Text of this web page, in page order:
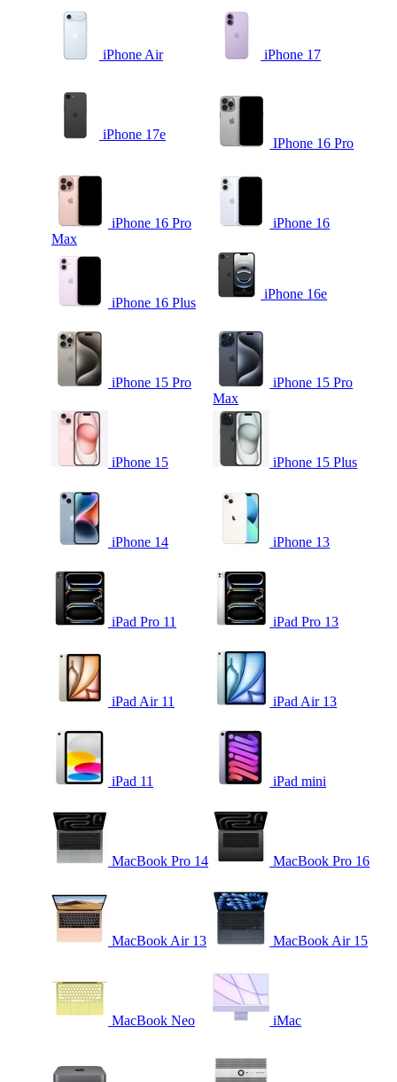
iPhone Air iPhone 17
iPhone 17e
IPhone 16 Pro
iPhone 16 Pro
Max
iPhone 16
iPhone 16 Plus
iPhone 16e
iPhone 15 Pro
iPhone 15 Pro
Max
iPhone 15 iPhone 15 Plus
iPhone 14 iPhone 13
iPad Pro 11 iPad Pro 13
iPad Air 11 iPad Air 13
iPad 11 iPad mini
MacBook Pro 14 MacBook Pro 16
MacBook Air 13 MacBook Air 15
MacBook Neo iMac